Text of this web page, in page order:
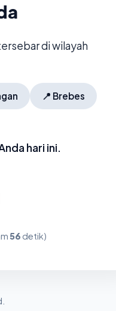
di wilayah
📍 Brebes
hari ini.
56 detik)